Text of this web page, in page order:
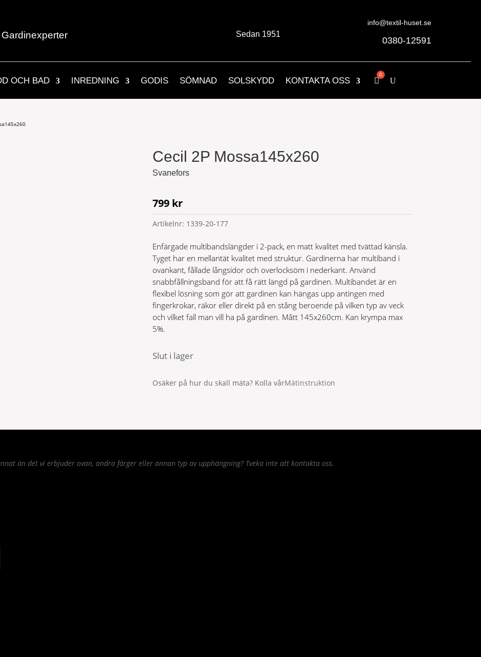
Gardinexperter Sedan 1951
info@textil-huset.se
0380-12591
OCH BAD INREDNING GODIS SÖMNAD SOLSKYDD KONTAKTA OSS
Cecil 2P Mossa145x260
Svanefors
799 kr
Artikelnr: 1339-20-177
Enfärgade multibandslängder i 2-pack, en matt kvalitet med tvättad känsla.
Tyget har en mellantät kvalitet med struktur. Gardinerna har multiband i
ovankant, fållade långsidor och overlocksöm i nederkant. Använd
snabbfållningsband för att få rätt längd på gardinen. Multibandet är en
flexibel lösning som gör att gardinen kan hängas upp antingen med
fingerkrokar, räkor eller direkt på en stång beroende på vilken typ av veck
och vilket fall man vill ha på gardinen. Mått 145x260cm. Kan krympa max
5%.
Slut i lager
Osäker på hur du skall mäta? Kolla vårMätinstruktion
än det vi erbjuder ovan, andra färger eller annan typ av upphängning? Tveka inte att kontakta oss.